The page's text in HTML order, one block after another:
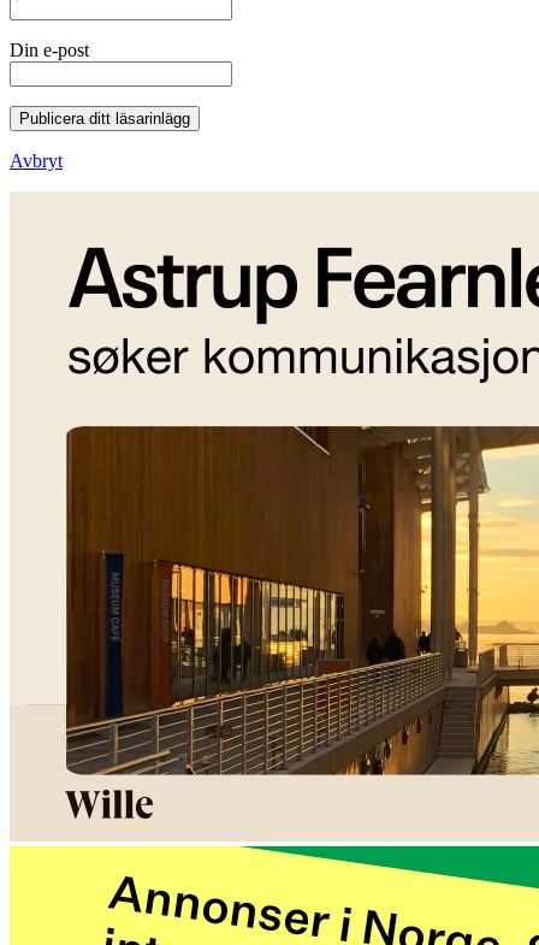
Din e-post
Publicera ditt läsarinlägg
Avbryt